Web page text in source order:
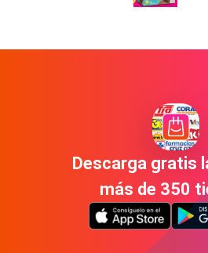
Descarga gratis
más de 350